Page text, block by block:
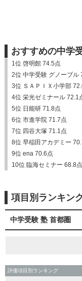
おすすめの中学
1位 啓明館 74.5点
2位 中学受験 グノーブル
3位 ＳＡＰＩＸ小学部
4位 栄光ゼミナール 72.1
5位 日能研 71.8点
6位 市進学院 71.7点
7位 四谷大塚 71.1点
8位 早稲田アカデミー
9位 ena 70.6点
10位 臨海セミナー 68.8点
項目別ランキン
中学受験 塾 首都圏
評価項目別ランキング